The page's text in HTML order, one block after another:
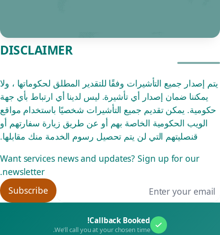
DISCLAIMER
يتم إصدار جميع التأشيرات وفقًا للتقدير المطلق لحكوماتها ، ولا
يمكننا ضمان إصدار أي تأشيرة. ليس لدينا أي ارتباط بأي جهة
حكومية. يمكن تقديم جميع التأشيرات شخصيًا باستخدام مواقع
الويب الحكومية الخاصة بهم أو عن طريق زيارة سفارتهم أو
قنصليتهم التي لن يتم تحصيل رسوم الخدمة منك مقابلها.
Want services news and updates? Sign up for our
newsletter.
Subscribe
Callback Booked!
We'll call you at your chosen time.